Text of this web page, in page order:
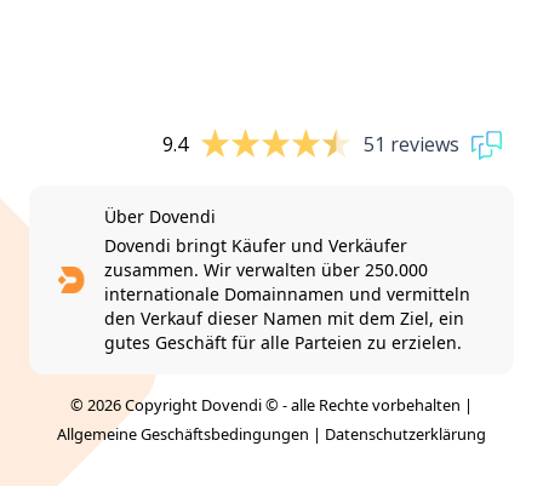
9.4 51 reviews
Über Dovendi
Dovendi bringt Käufer und Verkäufer
zusammen. Wir verwalten über 250.000
internationale Domainnamen und vermitteln
den Verkauf dieser Namen mit dem Ziel, ein
gutes Geschäft für alle Parteien zu erzielen.
© 2026 Copyright Dovendi © - alle Rechte vorbehalten |
Allgemeine Geschäftsbedingungen | Datenschutzerklärung